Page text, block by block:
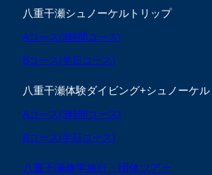
八重干瀬シュノーケルトリップ
Aコース(3時間コース)
Bコース(半日コース)
八重干瀬体験ダイビング+シュノーケ
Aコース(3時間コース)
Bコース(半日コース)
八重干瀬修学旅行・団体ツアー